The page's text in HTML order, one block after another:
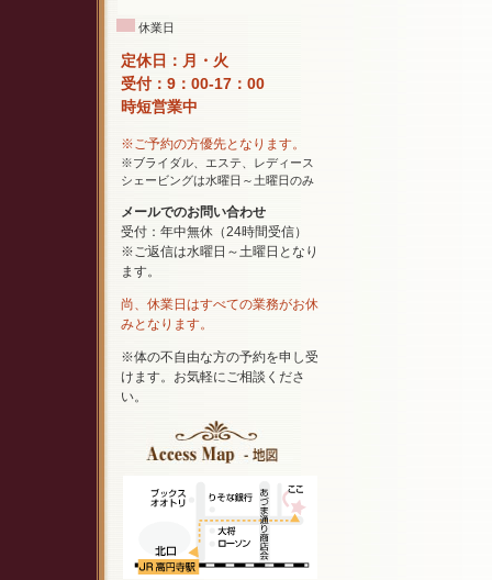
休業日
定休日：月・火
受付：9：00-17：00
時短営業中
※ご予約の方優先となります。
※ブライダル、エステ、レディース
シェービングは水曜日～土曜日のみ
メールでのお問い合わせ
受付：年中無休（24時間受信）
※ご返信は水曜日～土曜日となり
ます。
尚、休業日はすべての業務がお休
みとなります。
※体の不自由な方の予約を申し受
けます。お気軽にご相談くださ
い。